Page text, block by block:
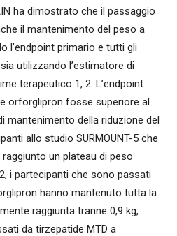
ha dimostrato che il passaggio
il mantenimento del peso a
l’endpoint primario e tutti gli
utilizzando l’estimatore di
terapeutico 1, 2. L’endpoint
orforglipron fosse superiore al
mantenimento della riduzione del
allo studio SURMOUNT-5 che
un plateau di peso
i partecipanti che sono passati
hanno mantenuto tutta la
raggiunta tranne 0,9 kg,
da tirzepatide MTD a